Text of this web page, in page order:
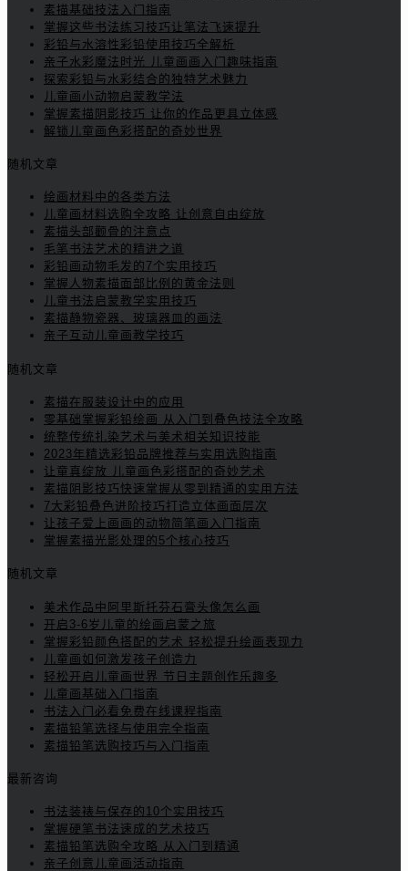
素描基础技法入门指南
掌握这些书法练习技巧让笔法飞速提升
彩铅与水溶性彩铅使用技巧全解析
亲子水彩魔法时光 儿童画画入门趣味指南
探索彩铅与水彩结合的独特艺术魅力
儿童画小动物启蒙教学法
掌握素描阴影技巧 让你的作品更具立体感
解锁儿童画色彩搭配的奇妙世界
随机文章
绘画材料中的各类方法
儿童画材料选购全攻略 让创意自由绽放
素描头部颧骨的注意点
毛笔书法艺术的精进之道
彩铅画动物毛发的7个实用技巧
掌握人物素描面部比例的黄金法则
儿童书法启蒙教学实用技巧
素描静物瓷器、玻璃器皿的画法
亲子互动儿童画教学技巧
随机文章
素描在服装设计中的应用
零基础掌握彩铅绘画 从入门到叠色技法全攻略
统整传统扎染艺术与美术相关知识技能
2023年精选彩铅品牌推荐与实用选购指南
让童真绽放 儿童画色彩搭配的奇妙艺术
素描阴影技巧快速掌握从零到精通的实用方法
7大彩铅叠色进阶技巧打造立体画面层次
让孩子爱上画画的动物简笔画入门指南
掌握素描光影处理的5个核心技巧
随机文章
美术作品中阿里斯托芬石膏头像怎么画
开启3-6岁儿童的绘画启蒙之旅
掌握彩铅颜色搭配的艺术 轻松提升绘画表现力
儿童画如何激发孩子创造力
轻松开启儿童画世界 节日主题创作乐趣多
儿童画基础入门指南
书法入门必看免费在线课程指南
素描铅笔选择与使用完全指南
素描铅笔选购技巧与入门指南
最新咨询
书法装裱与保存的10个实用技巧
掌握硬笔书法速成的艺术技巧
素描铅笔选购全攻略 从入门到精通
亲子创意儿童画活动指南